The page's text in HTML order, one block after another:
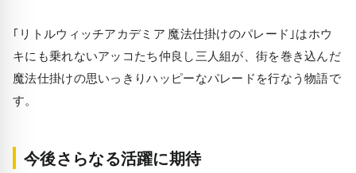
｢リトルウィッチアカデミア 魔法仕掛けのパレード｣はホウ
キにも乗れないアッコたち仲良し三人組が、街を巻き込んだ
魔法仕掛けの思いっきりハッピーなパレードを行なう物語で
す。
今後さらなる活躍に期待